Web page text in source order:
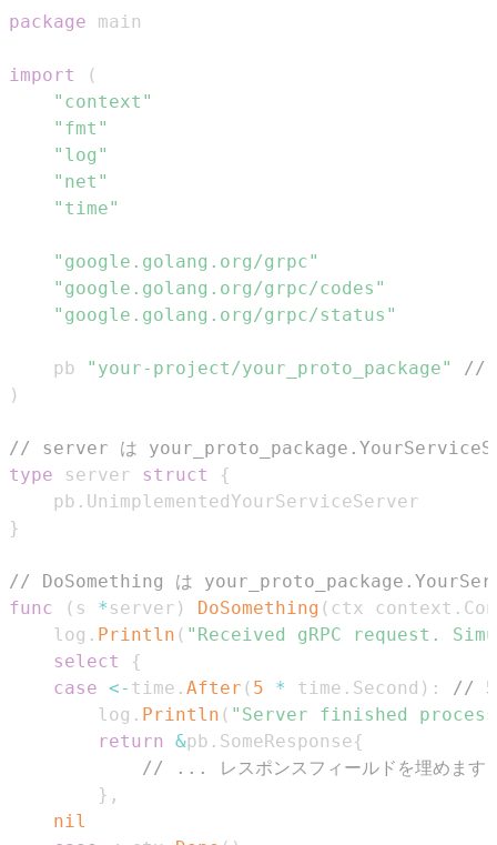
package
import
(
"context"
"fmt"
"log"
"net"
"time"
"google.golang.org/grpc"
"google.golang.org/grpc/codes"
"google.golang.org/grpc/status"
	pb
"your-project/your_proto_package"
//
)
// server は
type server struct
{
	pb
.
}
// DoSomething は
func
( s * server ) DoSomething ( ctx context .
	log
. Println ( "Received gRPC request.
select
{
case <- time . After ( 5 * time . Second ) :
// 5
		log
. Println ( "Server finished
return
&pb . SomeResponse{
// ... レスポンスフィールドを埋めま
} ,
nil